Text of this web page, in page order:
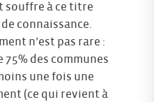
souffre à ce titre
connaissance.
n’est pas rare :
75% des communes
une fois une
(ce qui revient à